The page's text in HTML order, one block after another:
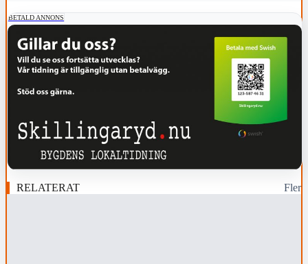
BETALD ANNONS
RELATERAT Fler